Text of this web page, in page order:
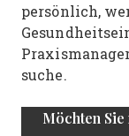
persönlich,
suche.
Möchten